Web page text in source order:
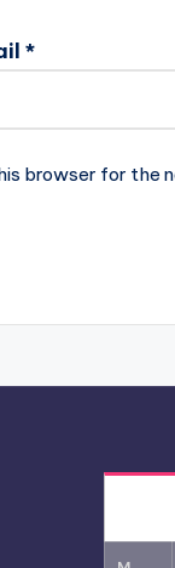
*
browser for the